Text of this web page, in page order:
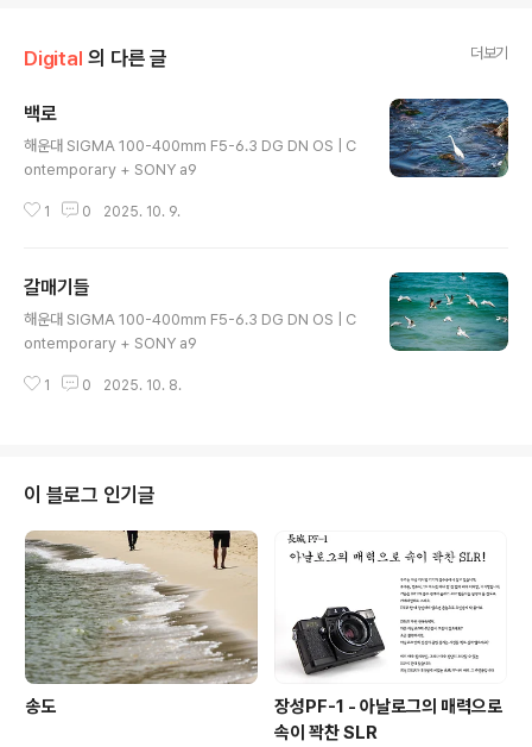
Digital 의 다른 글 더보기
백로
해운대 SIGMA 100-400mm F5-6.3 DG DN OS | C
ontemporary + SONY a9
1 0 2025. 10. 9.
갈매기들
해운대 SIGMA 100-400mm F5-6.3 DG DN OS | C
ontemporary + SONY a9
1 0 2025. 10. 8.
이 블로그 인기글
송도
장성PF-1 - 아날로그의 매력으로
속이 꽉찬 SLR